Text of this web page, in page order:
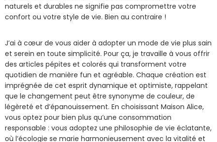
naturels et durables ne signifie pas compromettre votre
confort ou votre style de vie. Bien au contraire !
J’ai à cœur de vous aider à adopter un mode de vie plus sain
et serein en toute simplicité. Pour ça, je travaille à vous offrir
des articles pépites et colorés qui transforment votre
quotidien de manière fun et agréable. Chaque création est
imprégnée de cet esprit dynamique et optimiste, rappelant
que le changement peut être synonyme de couleur, de
légèreté et d’épanouissement. En choisissant Maison Alice,
vous optez pour bien plus qu’une consommation
responsable : vous adoptez une philosophie de vie éclatante,
où l’écologie se marie harmonieusement avec la vitalité et